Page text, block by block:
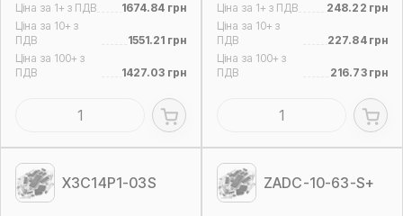
Ціна за 1+ з ПДВ
1674.84 грн
Ціна за 10+ з
ПДВ
1551.21 грн
Ціна за 100+ з
ПДВ
1427.03 грн
Ціна за 1+ з ПДВ
248.22 грн
Ціна за 10+ з
ПДВ
227.84 грн
Ціна за 100+ з
ПДВ
216.73 грн
X3C14P1-03S ZADC-10-63-S+